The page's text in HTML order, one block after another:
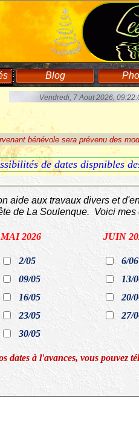
Blog
Faire un Don
Vendredi, 7 Aout 2026,
bénévole sera prévenu des
de dates dispnibles
aide aux travaux divers et
de La Soulenque. Voici
MAI 2026 JUIN
2/05
6/06
09/05
13/
16/05
20/
23/05
27/
30/05
dates à l'avances, vous pouvez